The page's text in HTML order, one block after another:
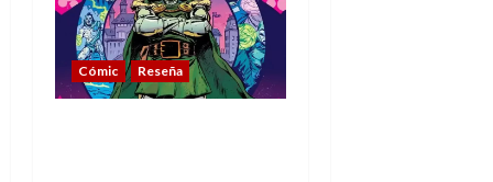
Cómic Reseña